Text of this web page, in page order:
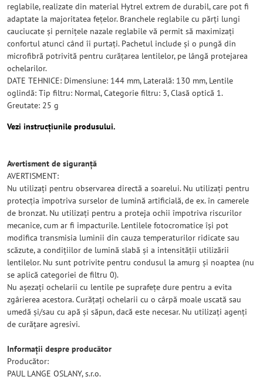
reglabile, realizate din material Hytrel extrem de durabil, care pot fi
adaptate la majoritatea fețelor. Branchele reglabile cu părți lungi
cauciucate și pernițele nazale reglabile vă permit să maximizați
confortul atunci când îi purtați. Pachetul include și o pungă din
microfibră potrivită pentru curățarea lentilelor, pe lângă protejarea
ochelarilor.
DATE TEHNICE: Dimensiune: 144 mm, Laterală: 130 mm, Lentile
oglindă: Tip filtru: Normal, Categorie filtru: 3, Clasă optică 1.
Greutate: 25 g
Vezi instrucțiunile produsului.
Avertisment de siguranță
AVERTISMENT:
Nu utilizați pentru observarea directă a soarelui. Nu utilizați pentru
protecția împotriva surselor de lumină artificială, de ex. în camerele
de bronzat. Nu utilizați pentru a proteja ochii împotriva riscurilor
mecanice, cum ar fi impacturile. Lentilele fotocromatice își pot
modifica transmisia luminii din cauza temperaturilor ridicate sau
scăzute, a condițiilor de lumină slabă și a intensității utilizării
lentilelor. Nu sunt potrivite pentru condusul la amurg și noaptea (nu
se aplică categoriei de filtru 0).
Nu așezați ochelarii cu lentile pe suprafețe dure pentru a evita
zgârierea acestora. Curățați ochelarii cu o cârpă moale uscată sau
umedă și/sau cu apă și săpun, dacă este necesar. Nu utilizați agenți
de curățare agresivi.
Informații despre producător
Producător:
PAUL LANGE OSLANY, s.r.o.